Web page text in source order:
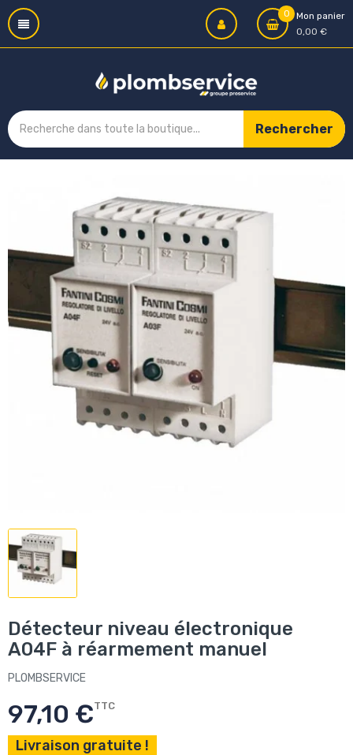
0
Mon panier
0,00 €
Rechercher
Détecteur niveau électronique
A04F à réarmement manuel
PLOMBSERVICE
97,10 €TTC
Livraison gratuite !